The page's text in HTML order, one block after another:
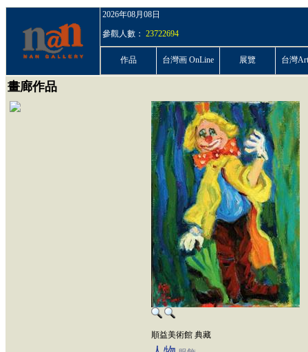
2026年08月08日
參觀人數： 23722694
作品 台灣画 OnLine 展覽 台灣
畫廊作品
順益美術館 典藏